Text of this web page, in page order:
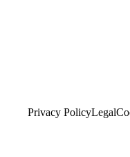
Privacy PolicyLegal